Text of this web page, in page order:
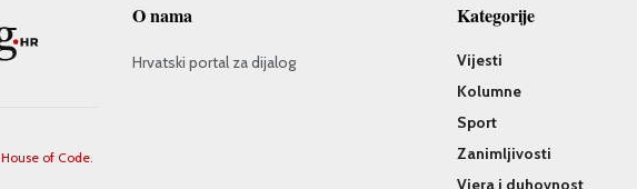
House of Code.
O nama
Hrvatski portal za dijalog
Kategorije
Vijesti
Kolumne
Sport
Zanimljivosti
Vjera i duhovnost